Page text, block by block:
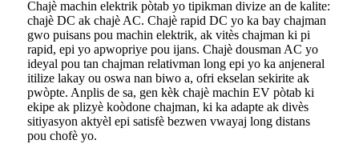
Chajè machin elektrik pòtab yo tipikman divize an de kalite:
chajè DC ak chajè AC. Chajè rapid DC yo ka bay chajman
gwo puisans pou machin elektrik, ak vitès chajman ki pi
rapid, epi yo apwopriye pou ijans. Chajè dousman AC yo
ideyal pou tan chajman relativman long epi yo ka anjeneral
itilize lakay ou oswa nan biwo a, ofri ekselan sekirite ak
pwòpte. Anplis de sa, gen kèk chajè machin EV pòtab ki
ekipe ak plizyè koòdone chajman, ki ka adapte ak divès
sitiyasyon aktyèl epi satisfè bezwen vwayaj long distans
pou chofè yo.